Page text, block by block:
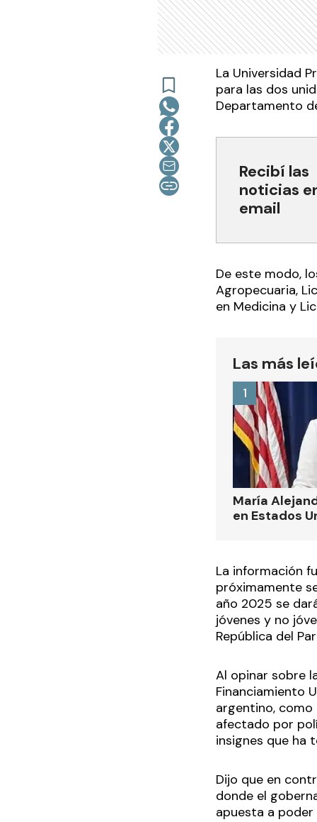
La Universidad
para las dos
Departamento
Recibí las
noticias
email
De este modo,
Agropecuaria,
en Medicina y
Las más
María
en Estados
1
La información
próximamente
año 2025 se
jóvenes y no
República del
Al opinar sobre
Financiamiento
argentino,
afectado por
insignes que ha
Dijo que en
donde el
apuesta a